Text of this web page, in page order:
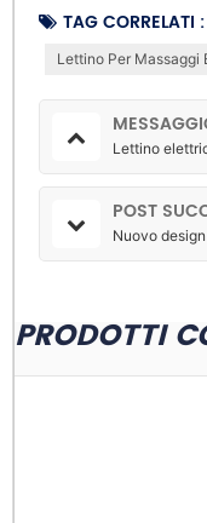
TAG CORRELATI :
Lettino Per Massaggi
Lettino
POST
Nuovo
PRODOTTI